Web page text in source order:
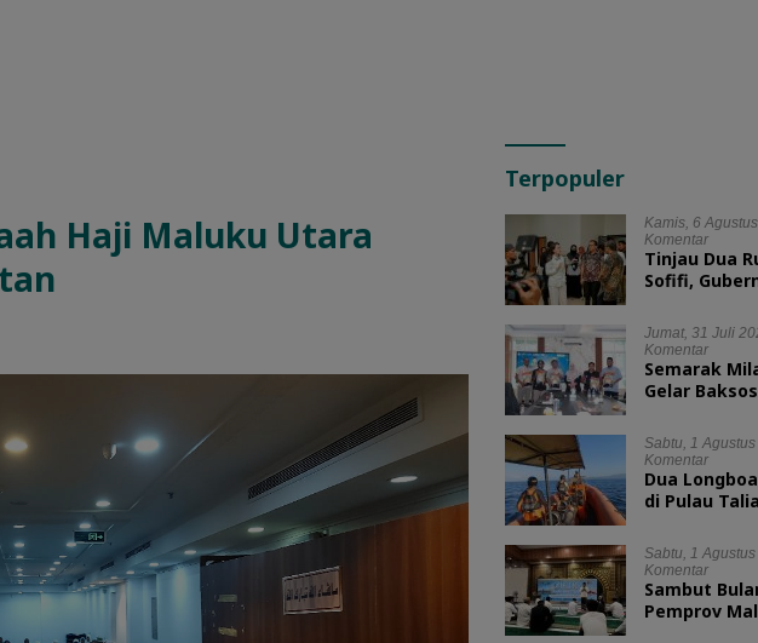
Haji Maluku Utara
Terpopuler
Kamis, 6
Komentar
Tinjau Dua
Sofifi,
Kesehatan
Jumat, 31 Juli
Komentar
Semarak
Gelar
Mahasiswa
Sabtu, 1
Komentar
Dua
di Pulau
Sabtu, 1
Komentar
Sambut
Pemprov